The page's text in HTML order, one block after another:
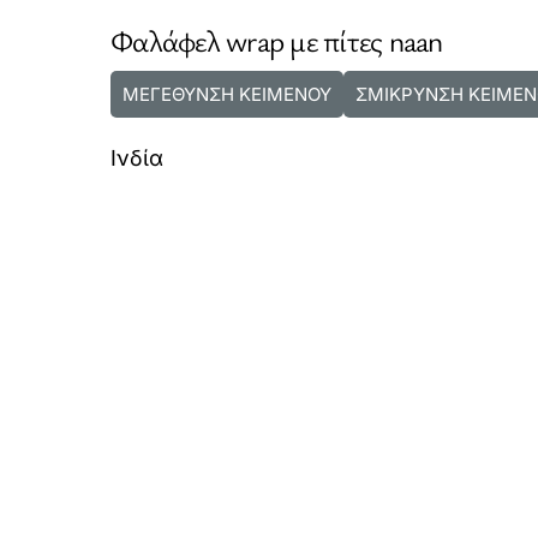
Φαλάφελ wrap με πίτες naan
ΜΕΓΕΘΥΝΣΗ ΚΕΙΜΕΝΟΥ ΣΜΙΚΡΥΝΣΗ
Ινδία